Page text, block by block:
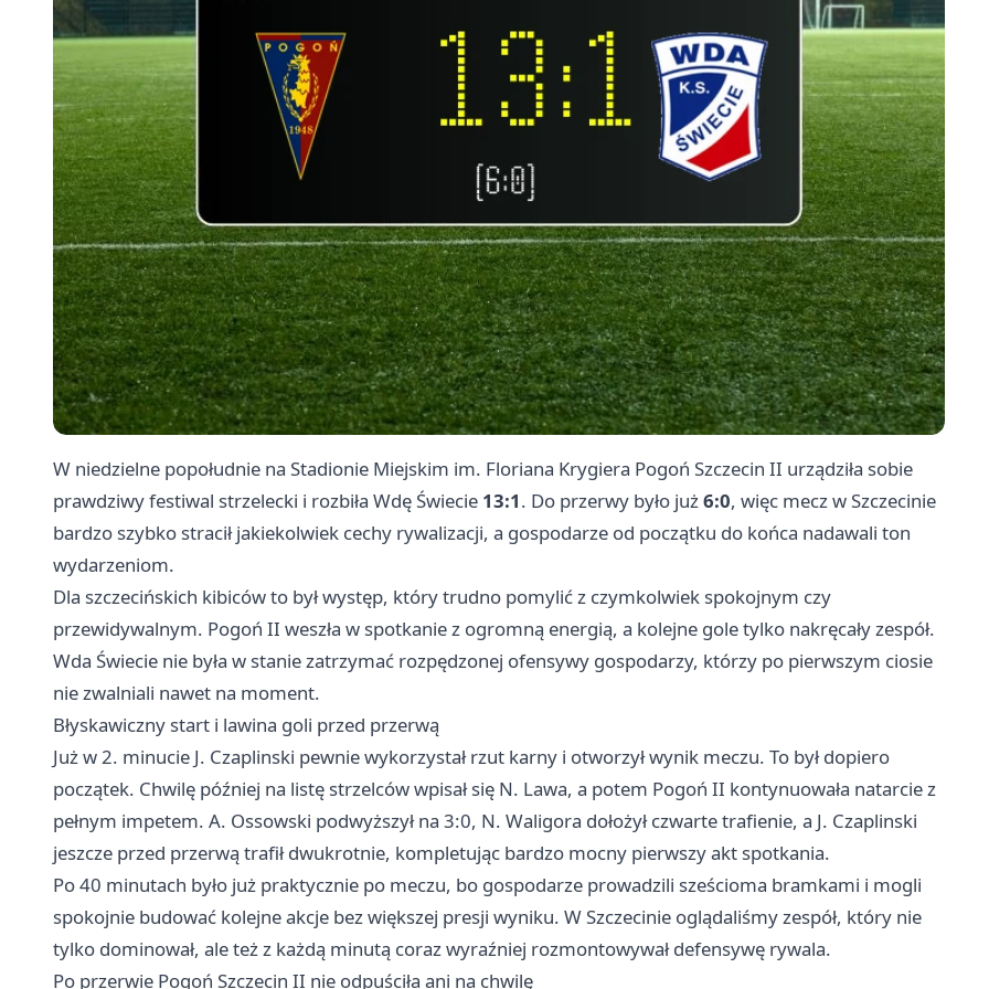
W niedzielne popołudnie na Stadionie Miejskim im. Floriana Krygiera Pogoń Szczecin II urządziła sobie
prawdziwy festiwal strzelecki i rozbiła Wdę Świecie 13:1. Do przerwy było już6:0, więc mecz w Szczecinie
bardzo szybko stracił jakiekolwiek cechy rywalizacji, a gospodarze od początku do końca nadawali ton
wydarzeniom.
Dla szczecińskich kibiców to był występ, który trudno pomylić z czymkolwiek spokojnym czy
przewidywalnym. Pogoń II weszła w spotkanie z ogromną energią, a kolejne gole tylko nakręcały zespół.
Wda Świecie nie była w stanie zatrzymać rozpędzonej ofensywy gospodarzy, którzy po pierwszym ciosie
nie zwalniali nawet na moment.
Błyskawiczny start i lawina goli przed przerwą
Już w 2. minucie J. Czaplinski pewnie wykorzystał rzut karny i otworzył wynik meczu. To był dopiero
początek. Chwilę później na listę strzelców wpisał się N. Lawa, a potem Pogoń II kontynuowała natarcie z
pełnym impetem. A. Ossowski podwyższył na 3:0, N. Waligora dołożył czwarte trafienie, a J. Czaplinski
jeszcze przed przerwą trafił dwukrotnie, kompletując bardzo mocny pierwszy akt spotkania.
Po 40 minutach było już praktycznie po meczu, bo gospodarze prowadzili sześcioma bramkami i mogli
spokojnie budować kolejne akcje bez większej presji wyniku. W Szczecinie oglądaliśmy zespół, który nie
tylko dominował, ale też z każdą minutą coraz wyraźniej rozmontowywał defensywę rywala.
Po przerwie Pogoń Szczecin II nie odpuściła ani na chwilę